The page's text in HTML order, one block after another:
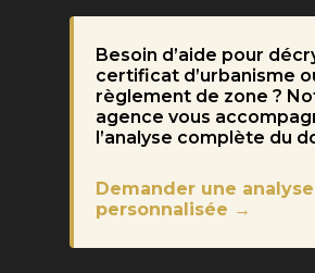
Besoin d’aide pour
certificat d’urbanisme
règlement de zone ?
agence vous
l’analyse complète du
Demander une analyse
personnalisée →